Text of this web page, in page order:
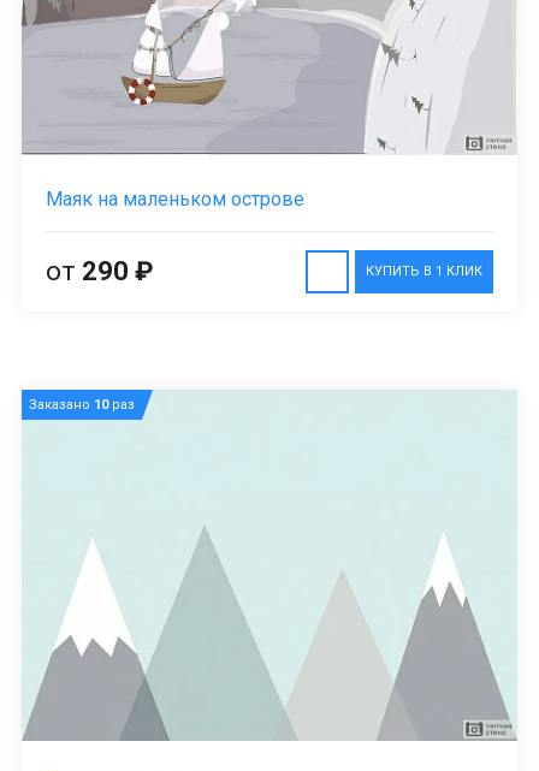
Маяк на маленьком острове
КУПИТЬ В 1 КЛИК
от 290 ₽
Заказано 10раз